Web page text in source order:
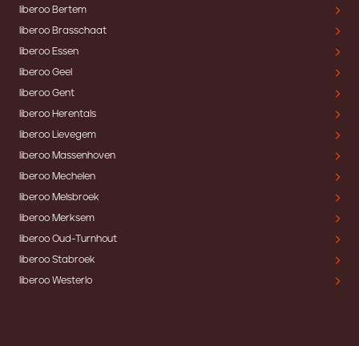
liberoo Bertem
liberoo Brasschaat
liberoo Essen
liberoo Geel
liberoo Gent
liberoo Herentals
liberoo Lievegem
liberoo Massenhoven
liberoo Mechelen
liberoo Melsbroek
liberoo Merksem
liberoo Oud-Turnhout
liberoo Stabroek
liberoo Westerlo